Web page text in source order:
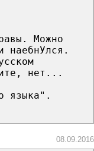
Можно
наебнУлся.
нет...
языка".
08.09.2016